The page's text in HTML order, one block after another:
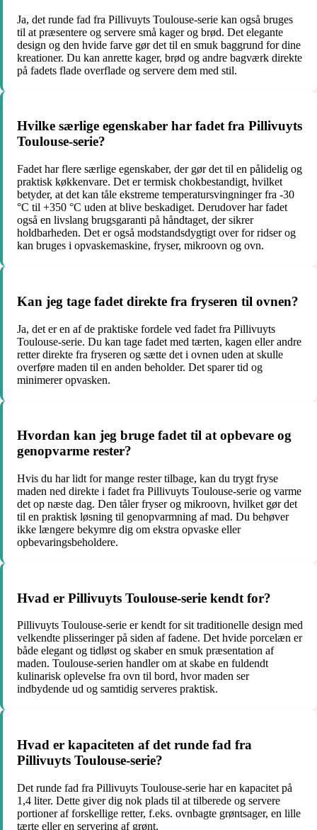
Ja, det runde fad fra Pillivuyts Toulouse-serie kan også bruges
til at præsentere og servere små kager og brød. Det elegante
design og den hvide farve gør det til en smuk baggrund for dine
kreationer. Du kan anrette kager, brød og andre bagværk direkte
på fadets flade overflade og servere dem med stil.
Hvilke særlige egenskaber har fadet fra Pillivuyts
Toulouse-serie?
Fadet har flere særlige egenskaber, der gør det til en pålidelig og
praktisk køkkenvare. Det er termisk chokbestandigt, hvilket
betyder, at det kan tåle ekstreme temperatursvingninger fra -30
°C til +350 °C uden at blive beskadiget. Derudover har fadet
også en livslang brugsgaranti på håndtaget, der sikrer
holdbarheden. Det er også modstandsdygtigt over for ridser og
kan bruges i opvaskemaskine, fryser, mikroovn og ovn.
Kan jeg tage fadet direkte fra fryseren til ovnen?
Ja, det er en af de praktiske fordele ved fadet fra Pillivuyts
Toulouse-serie. Du kan tage fadet med tærten, kagen eller andre
retter direkte fra fryseren og sætte det i ovnen uden at skulle
overføre maden til en anden beholder. Det sparer tid og
minimerer opvasken.
Hvordan kan jeg bruge fadet til at opbevare og
genopvarme rester?
Hvis du har lidt for mange rester tilbage, kan du trygt fryse
maden ned direkte i fadet fra Pillivuyts Toulouse-serie og varme
det op næste dag. Den tåler fryser og mikroovn, hvilket gør det
til en praktisk løsning til genopvarmning af mad. Du behøver
ikke længere bekymre dig om ekstra opvaske eller
opbevaringsbeholdere.
Hvad er Pillivuyts Toulouse-serie kendt for?
Pillivuyts Toulouse-serie er kendt for sit traditionelle design med
velkendte plisseringer på siden af fadene. Det hvide porcelæn er
både elegant og tidløst og skaber en smuk præsentation af
maden. Toulouse-serien handler om at skabe en fuldendt
kulinarisk oplevelse fra ovn til bord, hvor maden ser
indbydende ud og samtidig serveres praktisk.
Hvad er kapaciteten af det runde fad fra
Pillivuyts Toulouse-serie?
Det runde fad fra Pillivuyts Toulouse-serie har en kapacitet på
1,4 liter. Dette giver dig nok plads til at tilberede og servere
portioner af forskellige retter, f.eks. ovnbagte grøntsager, en lille
tærte eller en servering af grønt.